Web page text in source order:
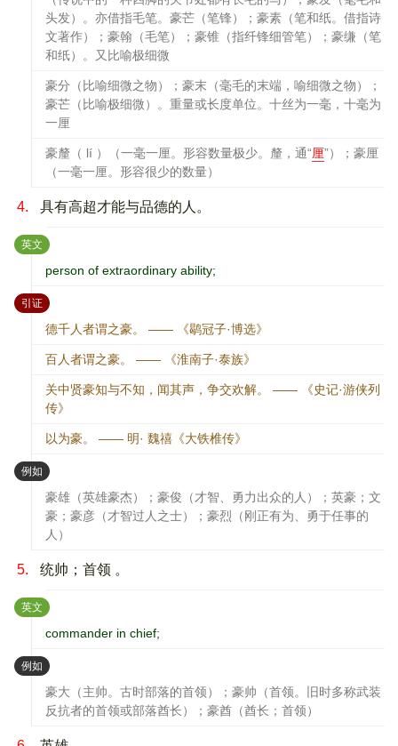
头发）。亦借指毛笔。豪芒（笔锋）；豪素（笔和纸。借指诗
文著作）；豪翰（毛笔）；豪锥（指纤锋细管笔）；豪缣（笔
和纸）。又比喻极细微
豪分（比喻细微之物）；豪末（毫毛的末端，喻细微之物）；
豪芒（比喻极细微）。重量或长度单位。十丝为一毫，十毫为
一厘
豪釐（ lí ）（一毫一厘。形容数量极少。釐，通“厘”）；豪厘
（一毫一厘。形容很少的数量）
4. 具有高超才能与品德的人。
英文 ：
person of extraordinary ability;
引证：
德千人者谓之豪。 —— 《鹖冠子·博选》
百人者谓之豪。 —— 《淮南子·泰族》
关中贤豪知与不知，闻其声，争交欢解。 —— 《史记·游侠列
传》
以为豪。 —— 明· 魏禧《大铁椎传》
例如 ：
豪雄（英雄豪杰）；豪俊（才智、勇力出众的人）；英豪；文
豪；豪彦（才智过人之士）；豪烈（刚正有为、勇于任事的
人）
5. 统帅；首领 。
英文 ：
commander in chief;
例如 ：
豪大（主帅。古时部落的首领）；豪帅（首领。旧时多称武装
反抗者的首领或部落酋长）；豪酋（酋长；首领）